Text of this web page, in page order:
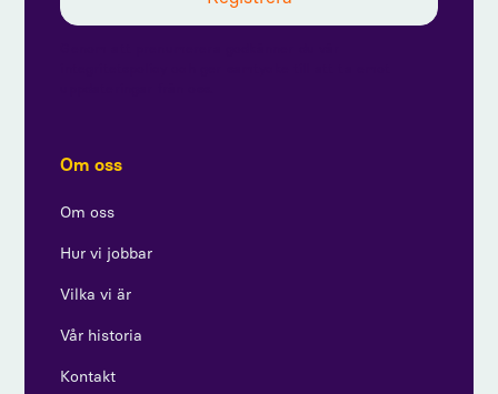
Om oss
Om oss
Hur vi jobbar
Vilka vi är
Vår historia
Kontakt